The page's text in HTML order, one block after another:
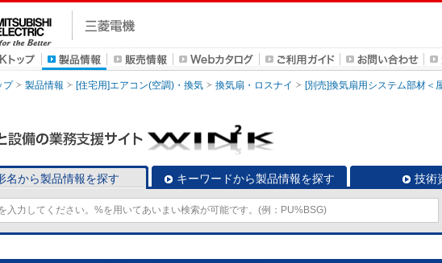
プ 製品情報 [住宅用]エアコン(空調)・換気 換気扇・ロスナイ [別売]換気扇用システム部材＜
名から製品情報を探す キーワードから製品情報を探す 技術